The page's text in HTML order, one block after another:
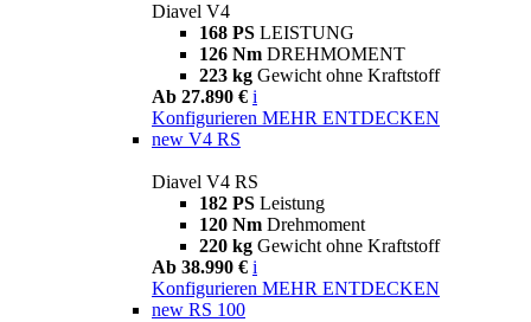
Diavel V4
168 PS LEISTUNG
126 Nm DREHMOMENT
223 kg Gewicht ohne Kraftstoff
Ab 27.890 € i
Konfigurieren MEHR ENTDECKEN
new V4 RS
Diavel V4 RS
182 PS Leistung
120 Nm Drehmoment
220 kg Gewicht ohne Kraftstoff
Ab 38.990 € i
Konfigurieren MEHR ENTDECKEN
new RS 100